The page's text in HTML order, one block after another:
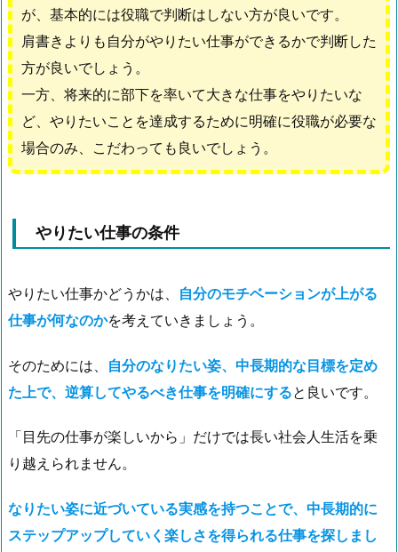
が、基本的には役職で判断はしない方が良いです。
肩書きよりも自分がやりたい仕事ができるかで判断した
方が良いでしょう。
一方、将来的に部下を率いて大きな仕事をやりたいな
ど、やりたいことを達成するために明確に役職が必要な
場合のみ、こだわっても良いでしょう。
やりたい仕事の条件
やりたい仕事かどうかは、 自分のモチベーションが上がる
仕事が何なのかを考えていきましょう。
そのためには、 自分のなりたい姿、中長期的な目標を定め
た上で、逆算してやるべき仕事を明確にすると良いです。
「目先の仕事が楽しいから」だけでは長い社会人生活を乗
り越えられません。
なりたい姿に近づいている実感を持つことで、中長期的に
ステップアップしていく楽しさを得られる仕事を探しまし